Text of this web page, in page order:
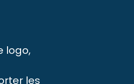
logo,
les